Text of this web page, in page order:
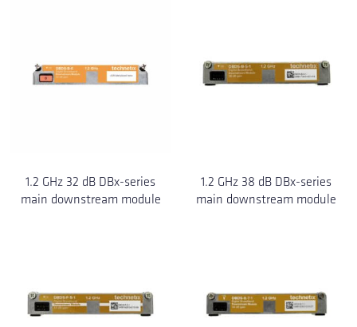
1.2 GHz 32 dB DBx-series
main downstream module
1.2 GHz 38 dB DBx-series
main downstream module